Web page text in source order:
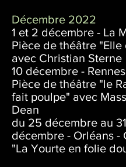
Décembre 2022
1 et 2 décembre - La
Pièce de théâtre "Elle
avec Christian Sterne
10 décembre -
Pièce de théâtre "le
fait poulpe" avec
Dean
du 25 décembre au 31
décembre - Orléans -
"La Yourte en folie